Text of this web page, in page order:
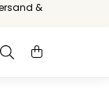
&